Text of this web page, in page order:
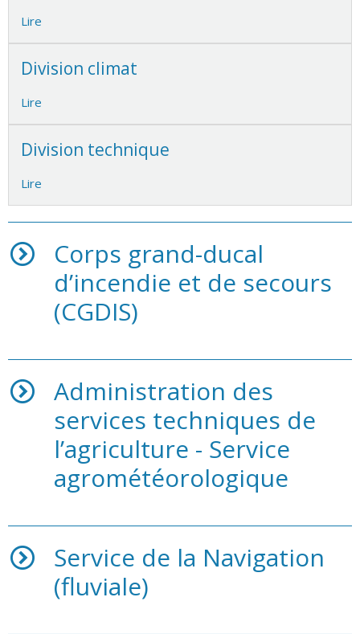
Lire
Division climat
Lire
Division technique
Lire
Corps grand-ducal
d’incendie et de secours
(CGDIS)
Administration des
services techniques de
l’agriculture - Service
agrométéorologique
Service de la Navigation
(fluviale)